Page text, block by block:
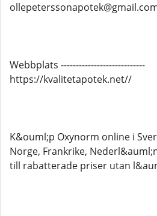
Webbplats ----------------------------
https://kvalitetapotek.net//
K&ouml;p Oxynorm online i
Norge, Frankrike,
till rabatterade priser utan